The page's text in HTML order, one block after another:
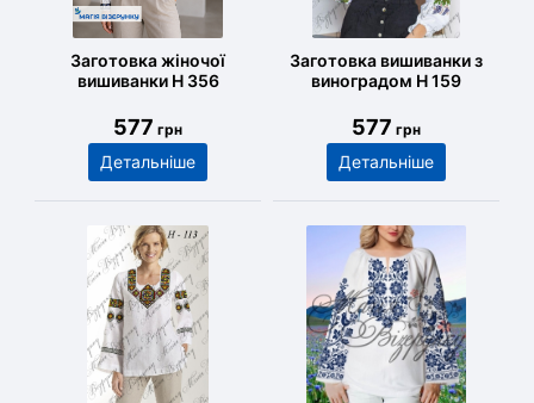
Заготовка жіночої
вишиванки Н 356
577 грн
Детальніше
Заготовка вишиванки з
виноградом Н 159
577 грн
Детальніше